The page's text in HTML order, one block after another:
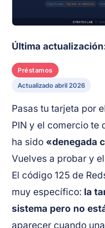
Última
Préstamos
Actualizado abril 2026
Pasas tu tarjeta por
PIN y el comercio te
ha sido «denegada
Vuelves a probar y
El código 125 de
muy específico: la
sistema pero no
aparecer cuando